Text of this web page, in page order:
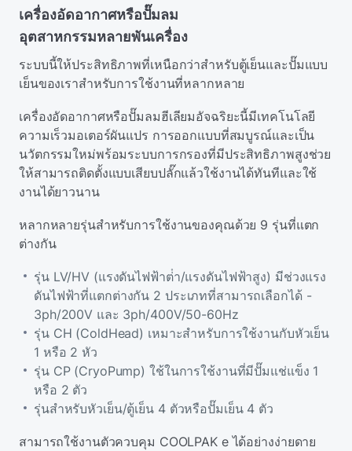
เครื่องอัดอากาศหรือปั๊มลม
อุตสาหกรรมหลายพันเครื่อง
ระบบนี้ให้ประสิทธิภาพที่เหนือกว่าสําหรับตู้เย็นและปั๊มแบบ
เย็นของเราสําหรับการใช้งานที่หลากหลาย
เครื่องอัดอากาศหรือปั๊มลมฮีเลียมอัจฉริยะนี้มีเทคโนโลยี
ความเร็วมอเตอร์ผันแปร การออกแบบที่สมบูรณ์และเป็น
นวัตกรรมใหม่พร้อมระบบการกรองที่มีประสิทธิภาพสูงช่วย
ให้สามารถติดตั้งแบบเสียบปลั๊กแล้วใช้งานได้ทันทีและใช้
งานได้ยาวนาน
หลากหลายรุ่นสําหรับการใช้งานของคุณด้วย 9 รุ่นที่แตก
ต่างกัน
รุ่น LV/HV (แรงดันไฟฟ้าต่ํา/แรงดันไฟฟ้าสูง) มีช่วงแรง
ดันไฟฟ้าที่แตกต่างกัน 2 ประเภทที่สามารถเลือกได้ -
3ph/200V และ 3ph/400V/50-60Hz
รุ่น CH (ColdHead) เหมาะสําหรับการใช้งานกับหัวเย็น
1 หรือ 2 หัว
รุ่น CP (CryoPump) ใช้ในการใช้งานที่มีปั๊มแช่แข็ง 1
หรือ 2 ตัว
รุ่นสําหรับหัวเย็น/ตู้เย็น 4 ตัวหรือปั๊มเย็น 4 ตัว
สามารถใช้งานตัวควบคุม COOLPAK e ได้อย่างง่ายดาย